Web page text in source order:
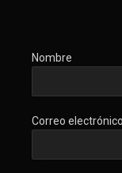
Nombre
Correo electrónico